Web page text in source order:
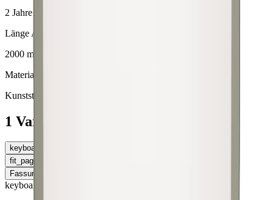
2 Jahre
Länge Anschlussleitung
2000 mm
Material
Kunststoff
1 Varianten
keyboard_arrow_left
fit_page_width
Fassung
keyboard_arrow_right